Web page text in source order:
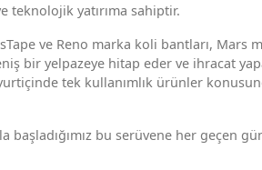
teknolojik yatırıma sahiptir.
ve Reno marka koli bantları, Mars
bir yelpazeye hitap eder ve ihracat
tek kullanımlık ürünler
başladığımız bu serüvene her geçen